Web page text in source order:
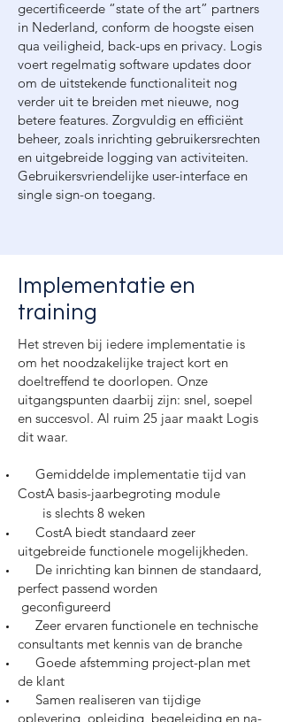
gecertificeerde “state of the art” partners
in Nederland, conform de hoogste eisen
qua veiligheid, back-ups en privacy. Logis
voert regelmatig software updates door
om de uitstekende functionaliteit nog
verder uit te breiden met nieuwe, nog
betere features. Zorgvuldig en efficiënt
beheer, zoals inrichting gebruikersrechten
en uitgebreide logging van activiteiten.
Gebruikersvriendelijke user-interface en
single sign-on toegang.
Implementatie en
training
Het streven bij iedere implementatie is
om het noodzakelijke traject kort en
doeltreffend te doorlopen. Onze
uitgangspunten daarbij zijn: snel, soepel
en succesvol. Al ruim 25 jaar maakt Logis
dit waar.
Gemiddelde implementatie tijd van
CostA basis-jaarbegroting module
is slechts 8 weken
CostA biedt standaard zeer
uitgebreide functionele mogelijkheden.
De inrichting kan binnen de standaard,
perfect passend worden
geconfigureerd
Zeer ervaren functionele en technische
consultants met kennis van de branche
Goede afstemming project-plan met
de klant
Samen realiseren van tijdige
oplevering, opleiding, begeleiding en na-